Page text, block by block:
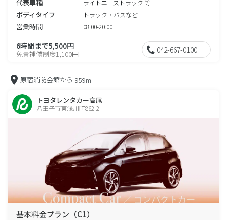
代表車種 ライトエーストラック 等
ボディタイプ トラック・バスなど
営業時間 08:00-20:00
6時間まで5,500円
免責補償制度1,100円 042-667-0100
原宿消防会館から 959m
トヨタレンタカー高尾
八王子市東浅川町862-2
基本料金プラン（C1）